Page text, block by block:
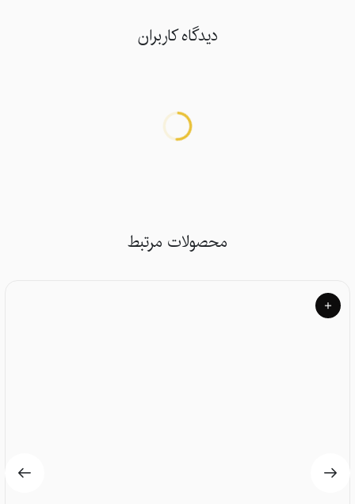
دیدگاه کاربران
محصولات مرتبط